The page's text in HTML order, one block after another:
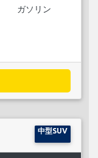
ガソリン
中型SUV